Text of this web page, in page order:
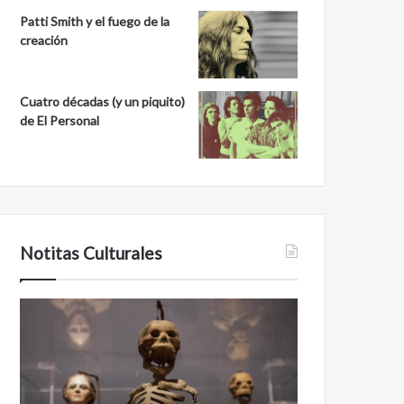
Patti Smith y el fuego de la
creación
Cuatro décadas (y un piquito)
de El Personal
Notitas Culturales
Cara
con
la